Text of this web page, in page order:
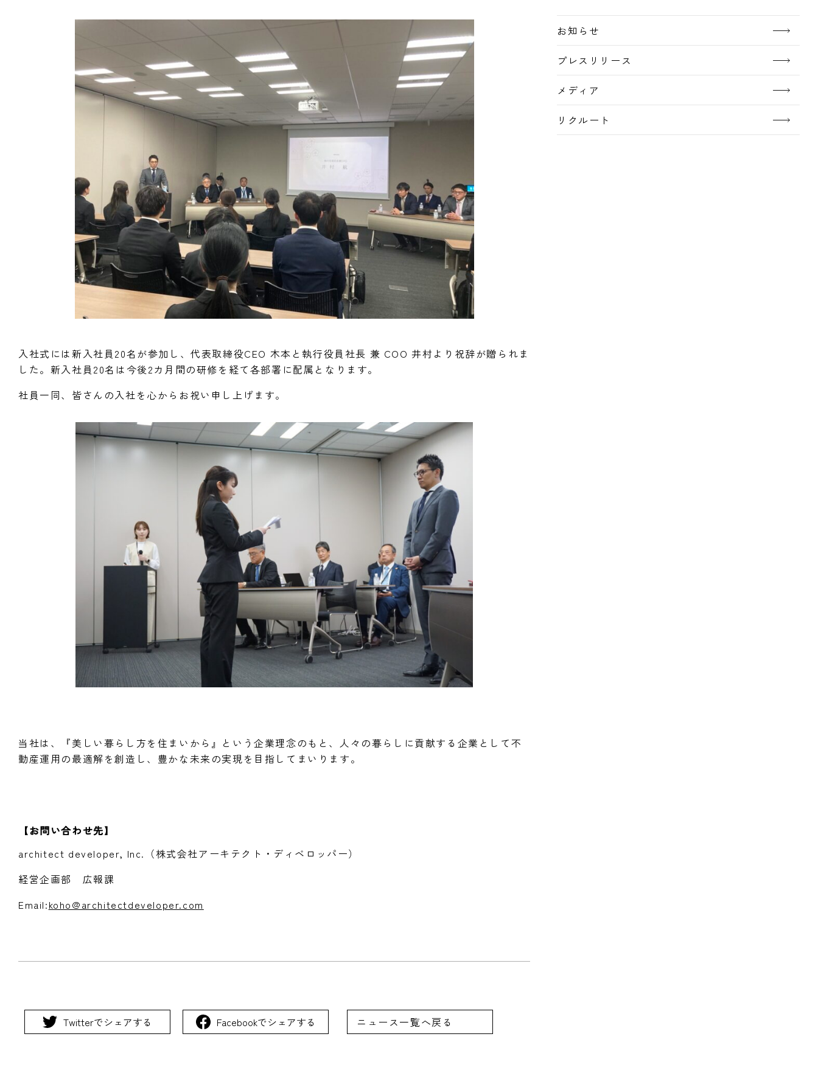
入社式には新入社員20名が参加し、代表取締役CEO 木本と執行役員社長 兼 COO 井村より祝辞が贈られま
した。新入社員20名は今後2カ月間の研修を経て各部署に配属となります。
社員一同、皆さんの入社を心からお祝い申し上げます。
当社は、『美しい暮らし方を住まいから』という企業理念のもと、人々の暮らしに貢献する企業として不
動産運用の最適解を創造し、豊かな未来の実現を目指してまいります。
【お問い合わせ先】
architect developer, Inc.（株式会社アーキテクト・ディベロッパー）
経営企画部 広報課
Email:koho@architectdeveloper.com
Twitterでシェアする Facebookでシェアする ニュース一覧へ戻る
お知らせ
プレスリリース
メディア
リクルート